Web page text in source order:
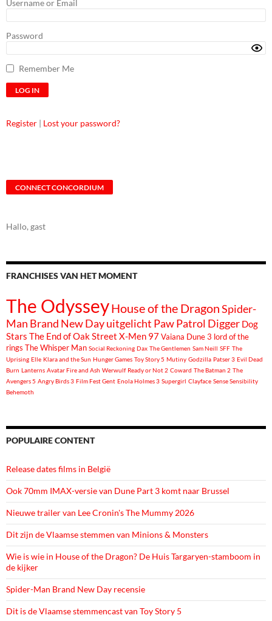
Username or Email
Password
Remember Me
Register | Lost your password?
CONNECT CONCORDIUM
Hallo, gast
FRANCHISES VAN HET MOMENT
The OdysseyHouse of the DragonSpider-
Man Brand New Dayuitgelicht Paw Patrol Digger Dog
Stars The End of Oak Street X-Men 97 Vaiana Dune 3 lord of the
rings The Whisper Man Social Reckoning Dax The Gentlemen Sam Neill SFF The
Uprising Elle Klara and the Sun Hunger Games Toy Story 5 Mutiny Godzilla Patser 3 Evil Dead
Burn Lanterns Avatar Fire and Ash Werwulf Ready or Not 2 Coward The Batman 2 The
Avengers 5 Angry Birds 3 Film Fest Gent Enola Holmes 3 Supergirl Clayface Sense Sensibility
Behemoth
POPULAIRE CONTENT
Release dates films in België
Ook 70mm IMAX-versie van Dune Part 3 komt naar Brussel
Nieuwe trailer van Lee Cronin's The Mummy 2026
Dit zijn de Vlaamse stemmen van Minions & Monsters
Wie is wie in House of the Dragon? De Huis Targaryen-stamboom in
de kijker
Spider-Man Brand New Day recensie
Dit is de Vlaamse stemmencast van Toy Story 5